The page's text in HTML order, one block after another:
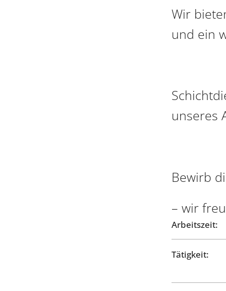
Wir
und ein
unseres
Bewirb
– wir
Arbeitszeit:
Tätigkeit: